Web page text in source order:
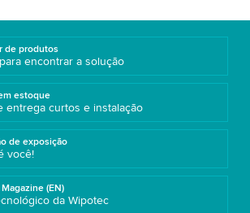
de produtos
encontrar a solução
estoque
entrega curtos e instalação
de exposição
você!
(EN)
da Wipotec